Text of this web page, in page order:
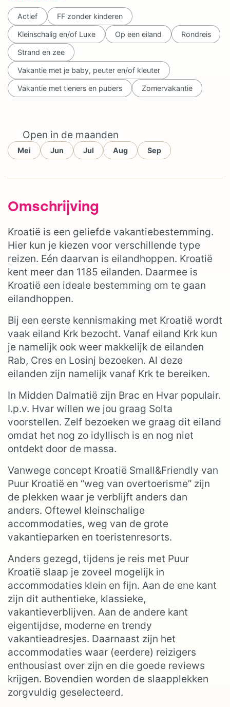
Open in de maanden
Mei Jun Jul Aug Sep
Omschrijving
Kroatië is een geliefde vakantiebestemming.
Hier kun je kiezen voor verschillende type
reizen. Eén daarvan is eilandhoppen. Kroatië
kent meer dan 1185 eilanden. Daarmee is
Kroatië een ideale bestemming om te gaan
eilandhoppen.
Bij een eerste kennismaking met Kroatië wordt
vaak eiland Krk bezocht. Vanaf eiland Krk kun
je namelijk ook weer makkelijk de eilanden
Rab, Cres en Losinj bezoeken. Al deze
eilanden zijn namelijk vanaf Krk te bereiken.
In Midden Dalmatië zijn Brac en Hvar populair.
I.p.v. Hvar willen we jou graag Solta
voorstellen. Zelf bezoeken we graag dit eiland
omdat het nog zo idyllisch is en nog niet
ontdekt door de massa.
Vanwege concept Kroatië Small&Friendly van
Puur Kroatië en “weg van overtoerisme” zijn
de plekken waar je verblijft anders dan
anders. Oftewel kleinschalige
accommodaties, weg van de grote
vakantieparken en toeristenresorts.
Anders gezegd, tijdens je reis met Puur
Kroatië slaap je zoveel mogelijk in
accommodaties klein en fijn. Aan de ene kant
zijn dit authentieke, klassieke,
vakantieverblijven. Aan de andere kant
eigentijdse, moderne en trendy
vakantieadresjes. Daarnaast zijn het
accommodaties waar (eerdere) reizigers
enthousiast over zijn en die goede reviews
krijgen. Bovendien worden de slaapplekken
zorgvuldig geselecteerd.
Actief FF zonder kinderen
Kleinschalig en/of Luxe Op een eiland Rondreis
Strand en zee
Vakantie met je baby, peuter en/of kleuter
Vakantie met tieners en pubers Zomervakantie